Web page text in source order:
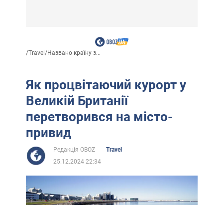
/Travel/Названо країну з...
Як процвітаючий курорт у
Великій Британії
перетворився на місто-
привид
Редакція OBOZ
Travel
25.12.2024 22:34